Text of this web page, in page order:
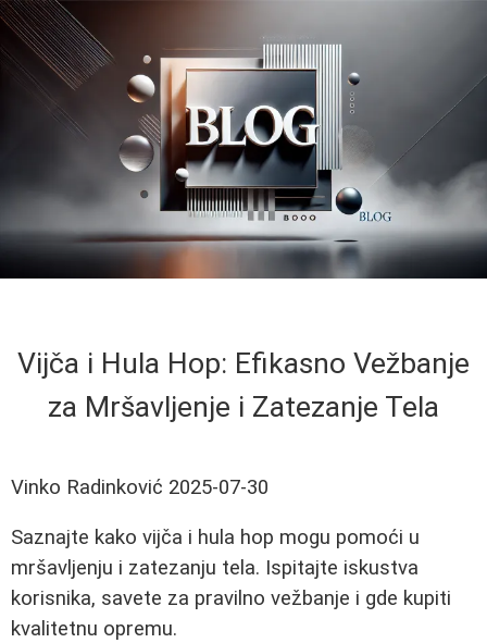
Vijča i Hula Hop: Efikasno Vežbanje
za Mršavljenje i Zatezanje Tela
Vinko Radinković 2025-07-30
Saznajte kako vijča i hula hop mogu pomoći u
mršavljenju i zatezanju tela. Ispitajte iskustva
korisnika, savete za pravilno vežbanje i gde kupiti
kvalitetnu opremu.